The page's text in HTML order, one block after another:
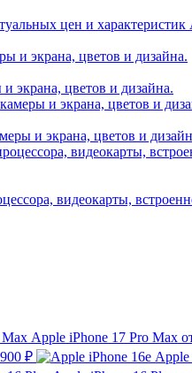
цен и
экрана, цветов и дизайна.
и экрана, цветов и
видеокарты,
Apple iPhone 17 Pro Max
₽ Apple